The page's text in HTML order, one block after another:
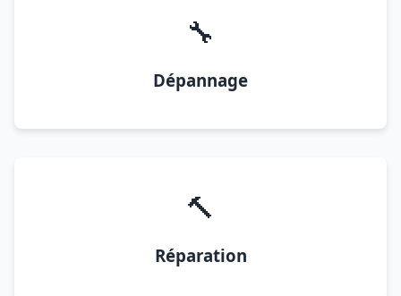
🔧
Dépannage
🔨
Réparation